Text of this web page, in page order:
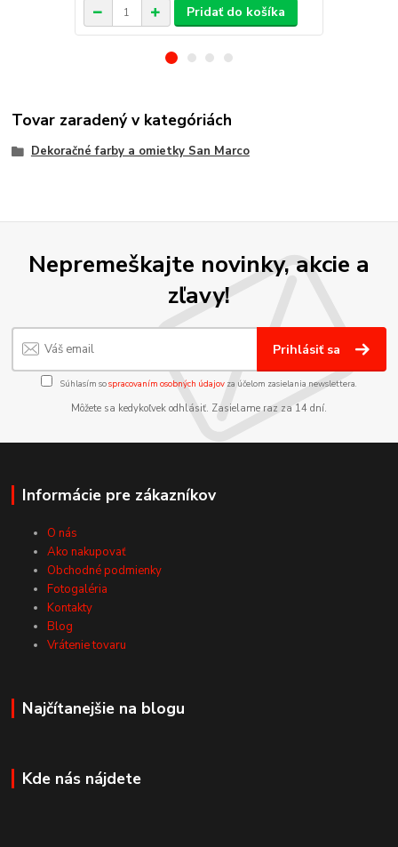
Pridať do košíka
Tovar zaradený v kategóriách
Dekoračné farby a omietky San Marco
Nepremeškajte novinky, akcie a
zľavy!
Prihlásiť sa
Súhlasím sospracovaním osobných údajov za účelom zasielania newslettera.
Môžete sa kedykoľvek odhlásiť. Zasielame raz za 14 dní.
Informácie pre zákazníkov
O nás
Ako nakupovať
Obchodné podmienky
Fotogaléria
Kontakty
Blog
Vrátenie tovaru
Najčítanejšie na blogu
Kde nás nájdete